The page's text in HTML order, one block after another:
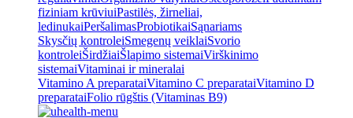
fiziniam krūviuiPastilės, žirneliai,
ledinukaiPeršalimasProbiotikaiSąnariams
Skysčių kontroleiSmegenų veiklaiSvorio
kontroleiŠirdžiaiŠlapimo sistemaiVirškinimo
sistemaiVitaminai ir mineralai
Vitamino A preparataiVitamino C preparataiVitamino D
preparataiFolio rūgštis (Vitaminas B9)